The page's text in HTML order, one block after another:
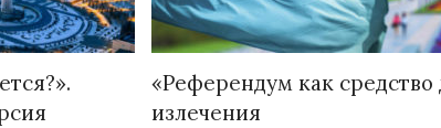
«Референдум как средство
излечения
Народ выбрал свет
Странная